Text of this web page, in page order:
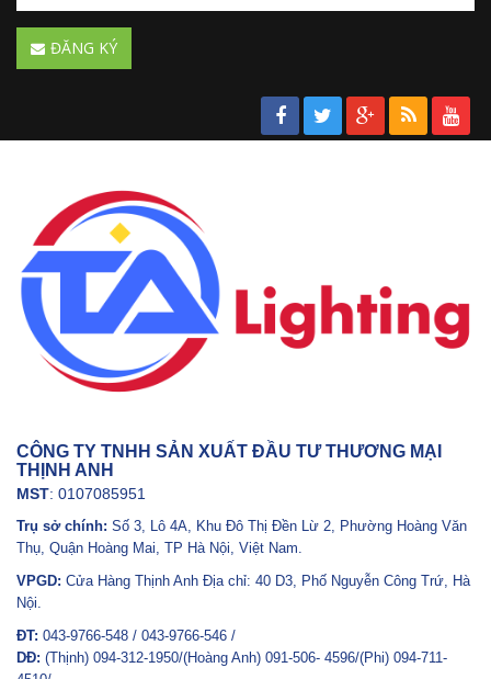
ĐĂNG KÝ
CÔNG TY TNHH SẢN XUẤT ĐẦU TƯ THƯƠNG MẠI
THỊNH ANH
MST: 0107085951
Trụ sở chính: Số 3, Lô 4A, Khu Đô Thị Đền Lừ 2, Phường Hoàng Văn
Thụ, Quận Hoàng Mai, TP Hà Nội, Việt Nam.
VPGD: Cửa Hàng Thịnh Anh Địa chỉ: 40 D3, Phố Nguyễn Công Trứ, Hà
Nội.
ĐT: 043-9766-548 / 043-9766-546 /
DĐ: (Thịnh) 094-312-1950/(Hoàng Anh) 091-506- 4596/(Phi) 094-711-